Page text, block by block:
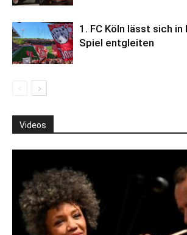
1. FC Köln lässt sich
Spiel entgleiten
Videos